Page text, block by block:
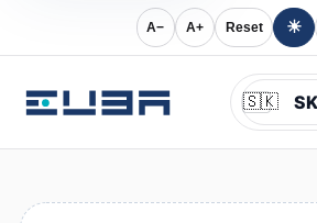
A− A+ Reset ☀
🇸🇰